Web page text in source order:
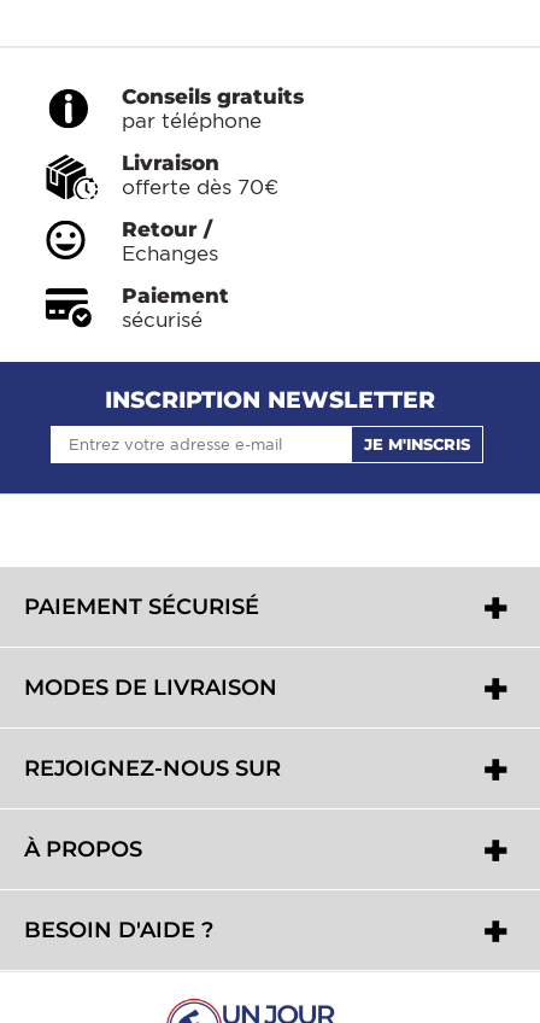
Conseils gratuits
par téléphone
Livraison
offerte dès 70€
Retour /
Echanges
Paiement
sécurisé
INSCRIPTION NEWSLETTER
JE M'INSCRIS
PAIEMENT SÉCURISÉ
MODES DE LIVRAISON
REJOIGNEZ-NOUS SUR
À PROPOS
BESOIN D'AIDE ?